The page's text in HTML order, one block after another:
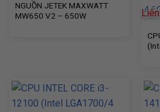
NGUỒN JETEK MAXWATT
MW650 V2 – 650W